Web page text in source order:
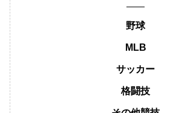
野球
MLB
サッカー
格闘技